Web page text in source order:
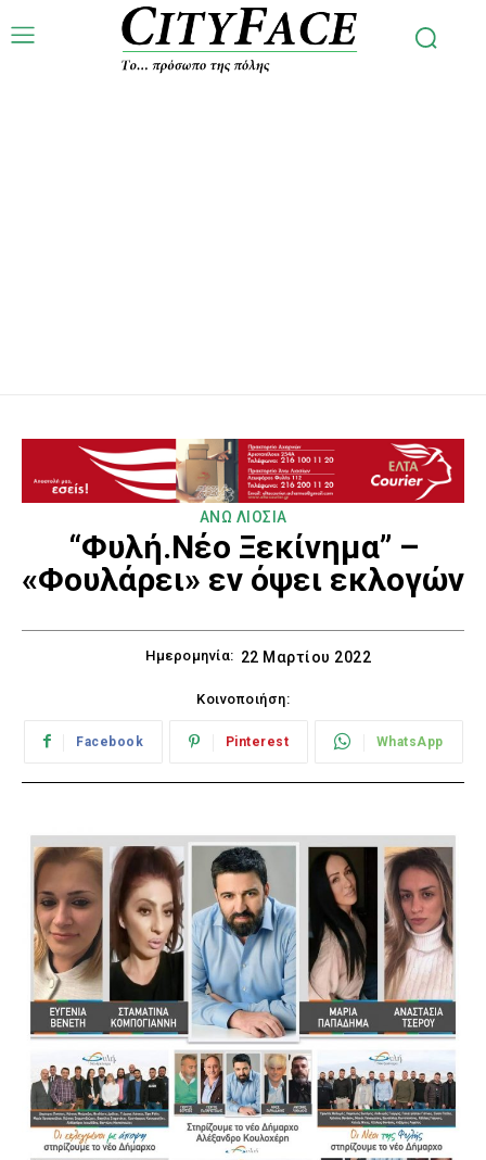
ΑΝΩ ΛΙΟΣΙΑ
“Φυλή.Νέο Ξεκίνημα” –
«Φουλάρει» εν όψει εκλογών
Ημερομηνία: 22 Μαρτίου 2022
Κοινοποιήση:
Facebook Pinterest WhatsApp